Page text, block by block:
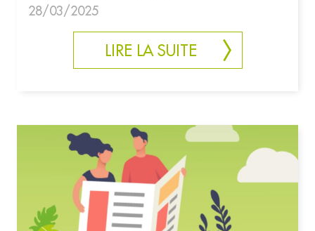
28/03/2025
LIRE LA SUITE